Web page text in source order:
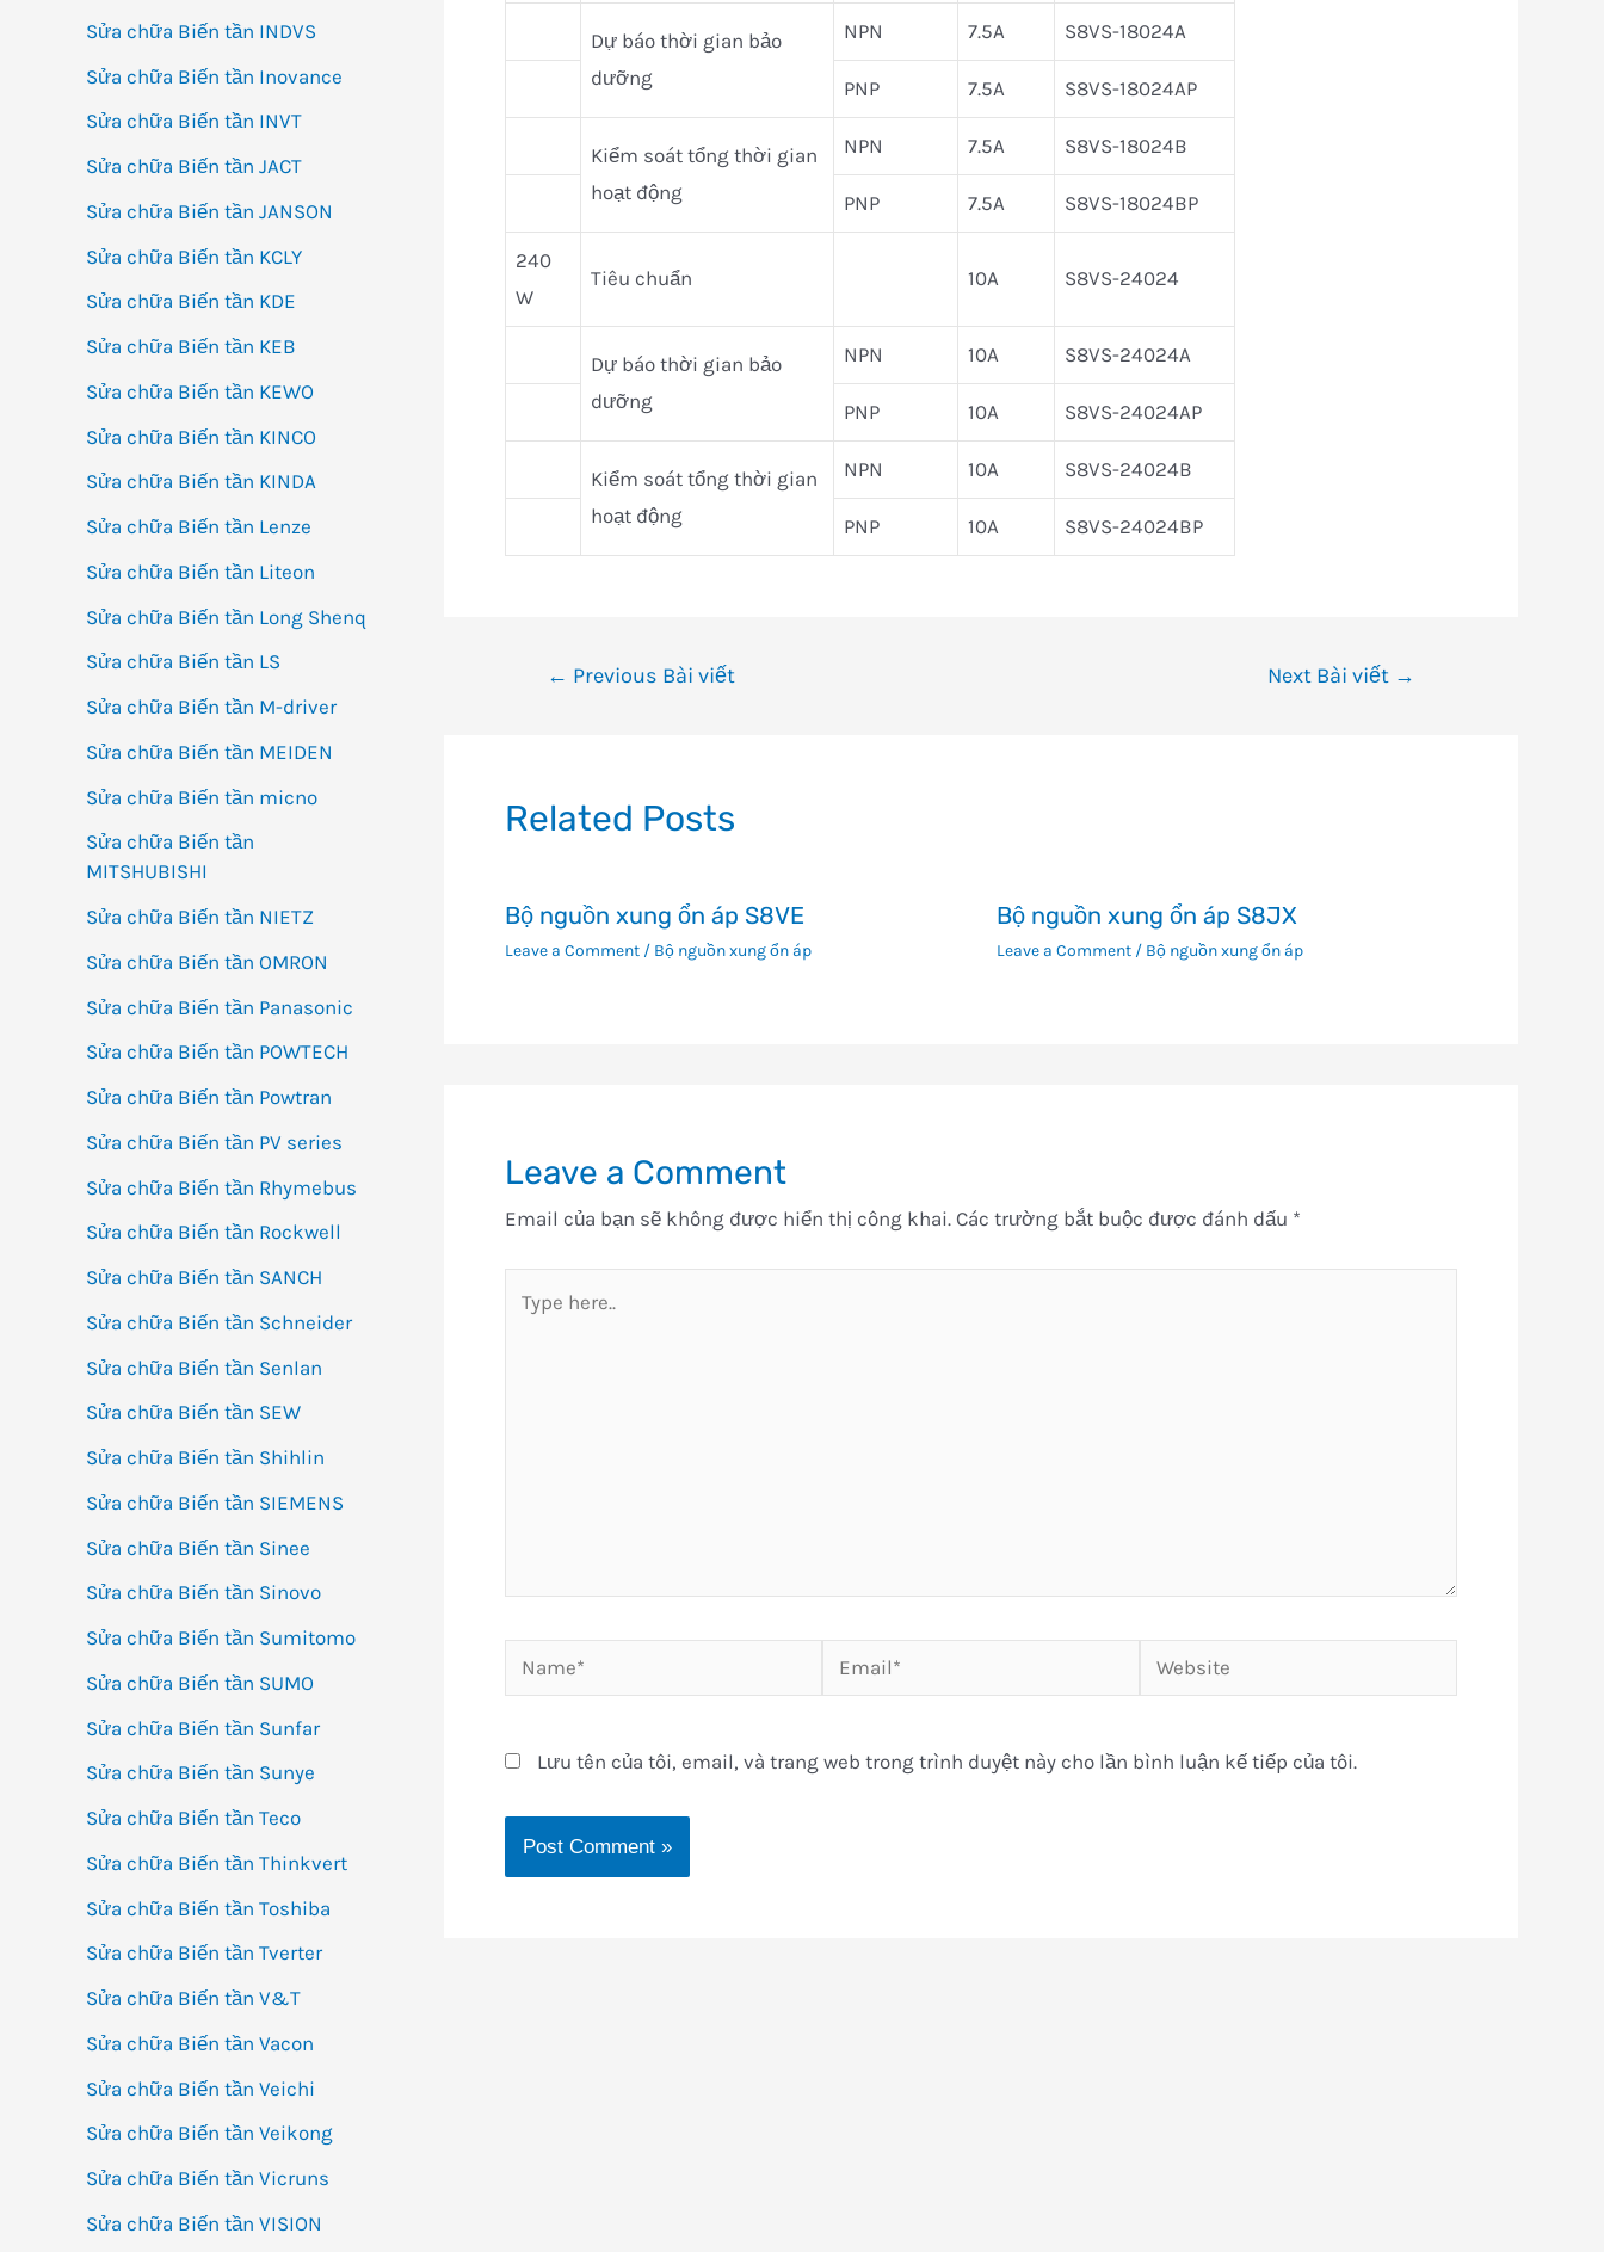
Sửa chữa Biến tần INDVS
Sửa chữa Biến tần Inovance
Sửa chữa Biến tần INVT
Sửa chữa Biến tần JACT
Sửa chữa Biến tần JANSON
Sửa chữa Biến tần KCLY
Sửa chữa Biến tần KDE
Sửa chữa Biến tần KEB
Sửa chữa Biến tần KEWO
Sửa chữa Biến tần KINCO
Sửa chữa Biến tần KINDA
Sửa chữa Biến tần Lenze
Sửa chữa Biến tần Liteon
Sửa chữa Biến tần Long Shenq
Sửa chữa Biến tần LS
Sửa chữa Biến tần M-driver
Sửa chữa Biến tần MEIDEN
Sửa chữa Biến tần micno
Sửa chữa Biến tần
MITSHUBISHI
Sửa chữa Biến tần NIETZ
Sửa chữa Biến tần OMRON
Sửa chữa Biến tần Panasonic
Sửa chữa Biến tần POWTECH
Sửa chữa Biến tần Powtran
Sửa chữa Biến tần PV series
Sửa chữa Biến tần Rhymebus
Sửa chữa Biến tần Rockwell
Sửa chữa Biến tần SANCH
Sửa chữa Biến tần Schneider
Sửa chữa Biến tần Senlan
Sửa chữa Biến tần SEW
Sửa chữa Biến tần Shihlin
Sửa chữa Biến tần SIEMENS
Sửa chữa Biến tần Sinee
Sửa chữa Biến tần Sinovo
Sửa chữa Biến tần Sumitomo
Sửa chữa Biến tần SUMO
Sửa chữa Biến tần Sunfar
Sửa chữa Biến tần Sunye
Sửa chữa Biến tần Teco
Sửa chữa Biến tần Thinkvert
Sửa chữa Biến tần Toshiba
Sửa chữa Biến tần Tverter
Sửa chữa Biến tần V&T
Sửa chữa Biến tần Vacon
Sửa chữa Biến tần Veichi
Sửa chữa Biến tần Veikong
Sửa chữa Biến tần Vicruns
Sửa chữa Biến tần VISION
Dự báo thời gian bảo
dưỡng
NPN 7.5A S8VS-18024A
PNP 7.5A S8VS-18024AP
Kiểm soát tổng thời gian
hoạt động
NPN 7.5A S8VS-18024B
PNP 7.5A S8VS-18024BP
240
W
Tiêu chuẩn 10A S8VS-24024
Dự báo thời gian bảo
dưỡng
NPN 10A S8VS-24024A
PNP 10A S8VS-24024AP
Kiểm soát tổng thời gian
hoạt động
NPN 10A S8VS-24024B
PNP 10A S8VS-24024BP
Điều← Previous Bài viết Next Bài viết →
Related Posts
Bộ nguồn xung ổn áp S8VE
Leave a Comment / Bộ nguồn xung ổn áp
Bộ nguồn xung ổn áp S8JX
Leave a Comment / Bộ nguồn xung ổn áp
Leave a Comment
Email của bạn sẽ không được hiển thị công khai. Các trường bắt buộc được đánh dấu *
here..
Name* Email* Website
Lưu tên của tôi, email, và trang web trong trình duyệt này cho lần bình luận kế tiếp của tôi.